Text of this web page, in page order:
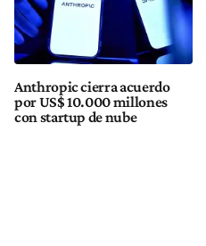
Anthropic cierra acuerdo
por US$ 10.000 millones
con startup de nube